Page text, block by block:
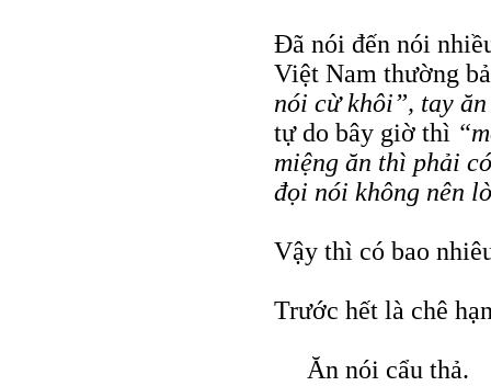
Đã nói đến nói
Việt Nam thường
nói cừ khôi”, tay
tự do bây giờ thì
miệng ăn thì phải
đọi nói không nên
Vậy thì có bao
Trước hết là chê
Ăn nói cẩu thả.